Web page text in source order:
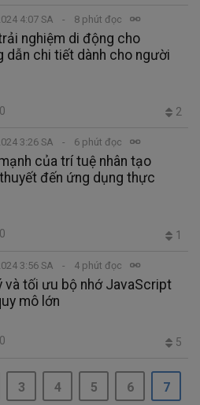
4:07 SA 8 phút đọc
nghiệm di động cho
dẫn chi tiết dành cho người
0 2
3:26 SA 6 phút đọc
của trí tuệ nhân tạo
đến ứng dụng thực
0 1
3:56 SA 4 phút đọc
và tối ưu bộ nhớ JavaScript
mô lớn
0 5
3 4 5 6 7